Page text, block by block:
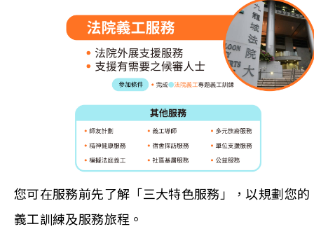
您可在服務前先了解「三大特色服務」，以規劃您的
義工訓練及服務旅程。